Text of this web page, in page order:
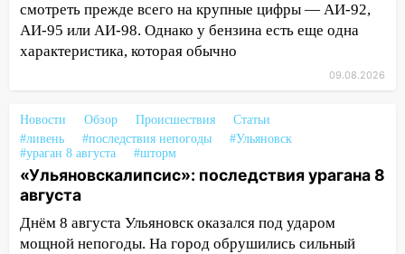
13:15 Трижды «брал в долг» без спроса:
житель Вешкаймского района похитил у
знакомого 191 тысячу рублей
проспекте Филатова в Ульяновске
13:12 Дерево пробило крышу дома на
Новгородской в Ульяновске и рухнуло
на электрощит
13:10 В Заволжском районе дерево
упало во дворе
смотреть прежде всего на крупные цифры — АИ-92,
АИ-95 или АИ-98. Однако у бензина есть еще одна
характеристика, которая обычно
09.08.2026
Новости Обзор Происшествия
Статьи
#ливень
#последствия непогоды
#Ульяновск
#ураган 8 августа
#шторм
«Ульяновскалипсис»: последствия урагана 8
августа
Днём 8 августа Ульяновск оказался под ударом
мощной непогоды. На город обрушились сильный